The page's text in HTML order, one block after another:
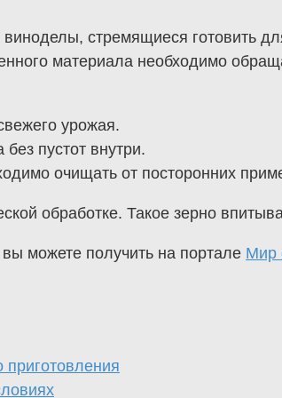
стремящиеся готовить
материала необходимо
урожая.
пустот внутри.
очищать от посторонних
обработке. Такое зерно
можете получить на портале Мир